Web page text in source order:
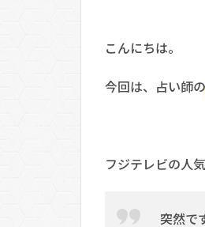
こんにちは。
今回は、占い師の
フジテレビの人
突然で